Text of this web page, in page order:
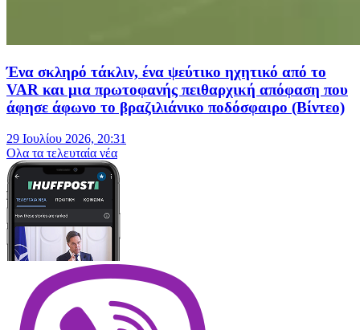
Ένα σκληρό τάκλιν, ένα ψεύτικο ηχητικό από το
VAR και μια πρωτοφανής πειθαρχική απόφαση που
άφησε άφωνο το βραζιλιάνικο ποδόσφαιρο (Βίντεο)
29 Ιουλίου 2026, 20:31
Oλα τα τελευταία νέα